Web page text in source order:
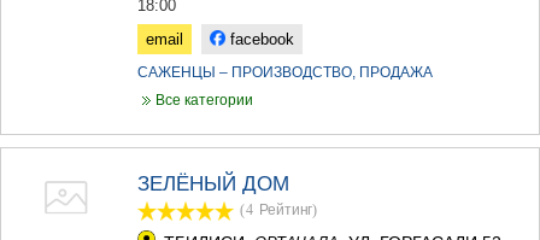
СТЕПАНЦМИНДА (КАЗБЕГИ)
РАЧА-ЛЕЧХУМИ/НИЖНЯЯ
СВАНЕТИЯ
АМБРОЛАУРИ
ЛЕНТЕХИ
18:00
email
facebook
САЖЕНЦЫ – ПРОИЗВОДСТВО, ПРОДАЖА
Все категории
ЗЕЛЁНЫЙ ДОМ
(4 Рейтинг)